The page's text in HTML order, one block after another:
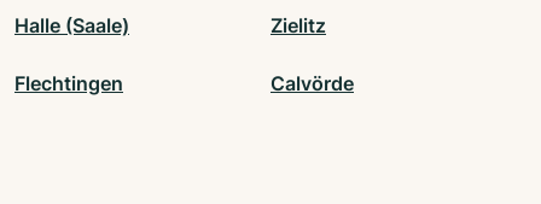
Halle (Saale) Zielitz
Flechtingen Calvörde